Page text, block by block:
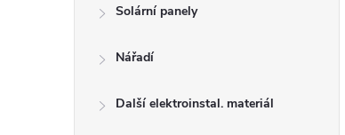
Solární panely
Nářadí
Další elektroinstal. materiál